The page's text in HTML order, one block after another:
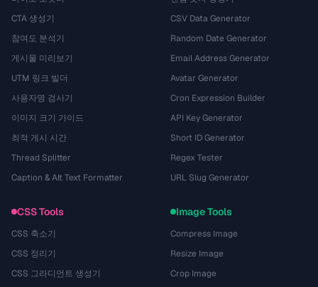
CTA 생성기
참여도 분석기
게시물 미리보기
UTM 링크 빌더
사용자명 검사기
이미지 크기 가이드
최적 게시 시간
Thread Splitter
Caption & Alt Text Formatter
CSV Data Generator
Random Date Generator
Email Address Generator
Avatar Generator
Cron Expression Builder
API Key Generator
Short ID Generator
Regex Tester
URL Slug Generator
CSS Tools
CSS 축소기
CSS 정리기
CSS 그라디언트 생성기
Image Tools
Compress Image
Resize Image
Crop Image